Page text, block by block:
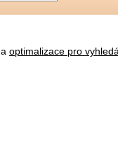
a optimalizace pro